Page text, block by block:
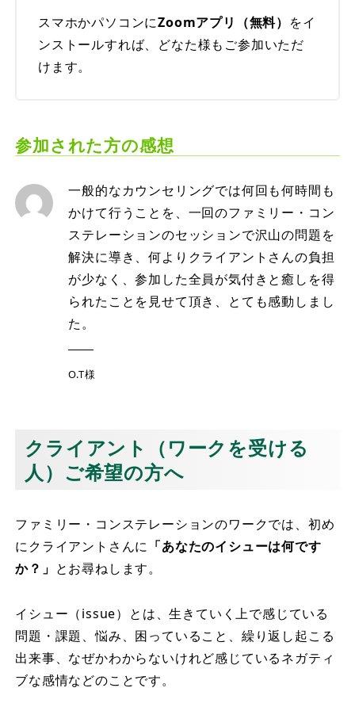
スマホかパソコンにZoomアプリ（無料） をイ
ンストールすれば、どなた様もご参加いただ
けます。
参加された方の感想
一般的なカウンセリングでは何回も何時間も
かけて行うことを、一回のファミリー・コン
ステレーションのセッションで沢山の問題を
解決に導き、何よりクライアントさんの負担
が少なく、参加した全員が気付きと癒しを得
られたことを見せて頂き、とても感動しまし
た。
O.T様
クライアント（ワークを受ける
人）ご希望の方へ
ファミリー・コンステレーションのワークでは、初め
にクライアントさんに 「あなたのイシューは何です
か？」 とお尋ねします。
イシュー（issue）とは、生きていく上で感じている
問題・課題、悩み、困っていること、繰り返し起こる
出来事、なぜかわからないけれど感じているネガティ
ブな感情などのことです。